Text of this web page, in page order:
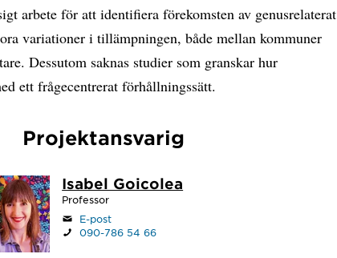
arbete för att identifiera förekomsten av genusrelaterat
variationer i tillämpningen, både mellan kommuner
Dessutom saknas studier som granskar hur
ett frågecentrerat förhållningssätt.
Projektansvarig
Isabel Goicolea
Professor
E-post
090-786 54 66